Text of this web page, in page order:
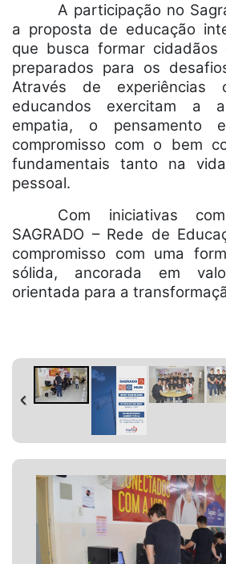
A participação no
a proposta de educação
que busca formar cidadãos
preparados para os
Através de experiências
educandos exercitam a
empatia, o pensamento
compromisso com o bem
fundamentais tanto na
pessoal.
Com iniciativas
SAGRADO – Rede de
compromisso com uma
sólida, ancorada em
orientada para a